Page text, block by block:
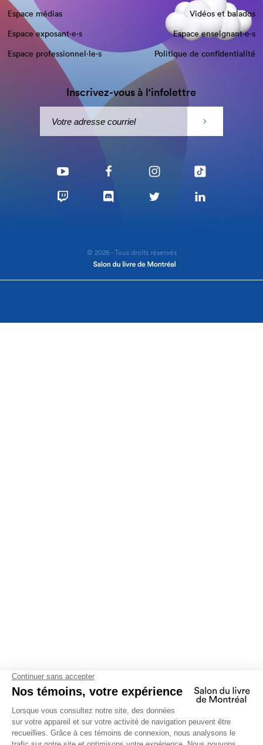
Espace médias
Vidéos et balados
Espace exposant·e⋅s
Espace enseignant·e⋅s
Espace professionnel·le⋅s
Politique de confidentialité
Inscrivez-vous à l'infolettre
© 2026 - Tous droits réservés